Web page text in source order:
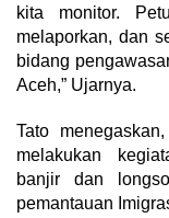
kita monitor.
melaporkan, dan
bidang
Aceh,” Ujarnya.
Tato
melakukan
banjir dan
pemantauan